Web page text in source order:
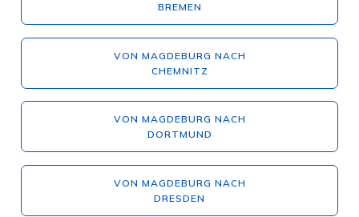
BREMEN
VON MAGDEBURG NACH
CHEMNITZ
VON MAGDEBURG NACH
DORTMUND
VON MAGDEBURG NACH
DRESDEN